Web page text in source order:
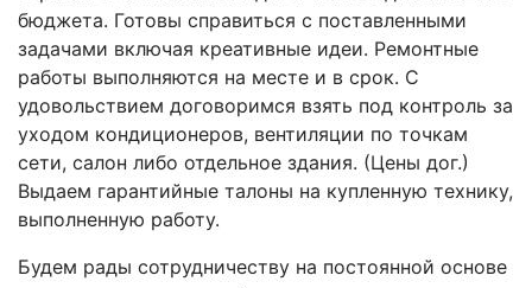
бюджета. Готовы справиться с поставленными
задачами включая креативные идеи. Ремонтные
работы выполняются на месте и в срок. С
удовольствием договоримся взять под контроль за
уходом кондиционеров, вентиляции по точкам
сети, салон либо отдельное здания. (Цены дог.)
Выдаем гарантийные талоны на купленную технику,
выполненную работу.
Будем рады сотрудничеству на постоянной основе